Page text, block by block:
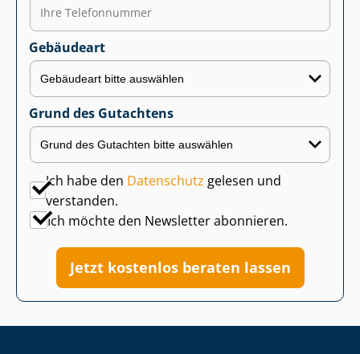
Gebäudeart
Grund des Gutachtens
Ich habe den Datenschutz gelesen und
verstanden.
Ich möchte den Newsletter abonnieren.
Jetzt kostenlos beraten lassen